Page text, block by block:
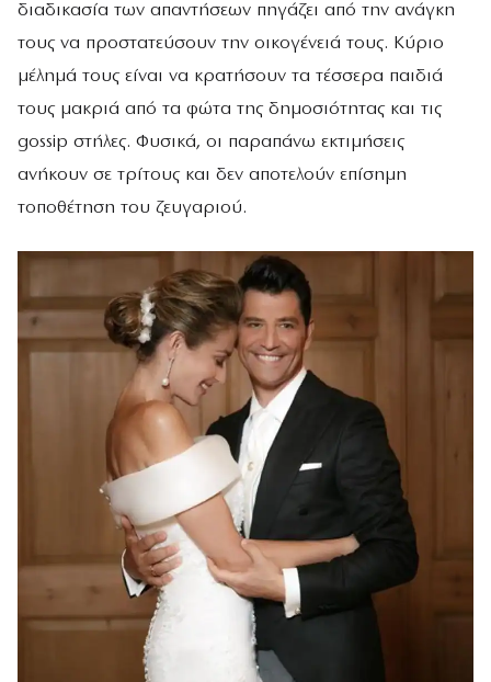
διαδικασία των απαντήσεων πηγάζει από την ανάγκη
τους να προστατεύσουν την οικογένειά τους. Κύριο
μέλημά τους είναι να κρατήσουν τα τέσσερα παιδιά
τους μακριά από τα φώτα της δημοσιότητας και τις
gossip στήλες. Φυσικά, οι παραπάνω εκτιμήσεις
ανήκουν σε τρίτους και δεν αποτελούν επίσημη
τοποθέτηση του ζευγαριού.